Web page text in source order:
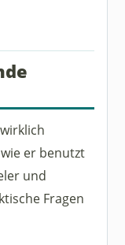
er benutzt
und
Fragen